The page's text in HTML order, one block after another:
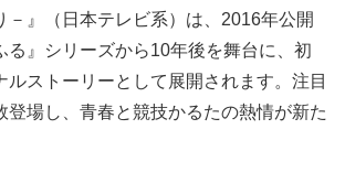
－』（日本テレビ系）は、2016年公開
る』シリーズから10年後を舞台に、初
ルストーリーとして展開されます。注目
登場し、青春と競技かるたの熱情が新た